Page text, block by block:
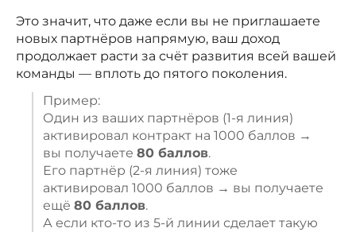
Это значит, что даже если вы не приглашаете
новых партнёров напрямую, ваш доход
продолжает расти за счёт развития всей вашей
команды — вплоть до пятого поколения.
Пример:
Один из ваших партнёров (1-я линия)
активировал контракт на 1000 баллов →
вы получаете 80 баллов.
Его партнёр (2-я линия) тоже
активировал 1000 баллов → вы получаете
ещё 80 баллов.
А если кто-то из 5-й линии сделает такую